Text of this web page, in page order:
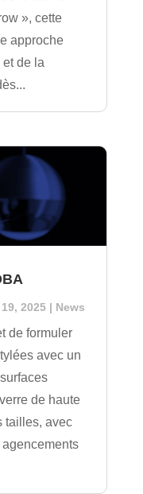
», cette
approche
de la
2025| News
de formuler
avec un
de haute
tailles, avec